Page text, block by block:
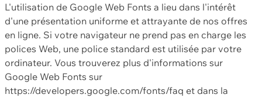
L'utilisation de Google Web Fonts a lieu dans l'intérêt
d'une présentation uniforme et attrayante de nos offres
en ligne. Si votre navigateur ne prend pas en charge les
polices Web, une police standard est utilisée par votre
ordinateur. Vous trouverez plus d'informations sur
Google Web Fonts sur
https://developers.google.com/fonts/faq et dans la